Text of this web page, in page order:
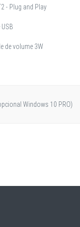
- Plug and Play
de volume 3W
Windows 10 PRO)